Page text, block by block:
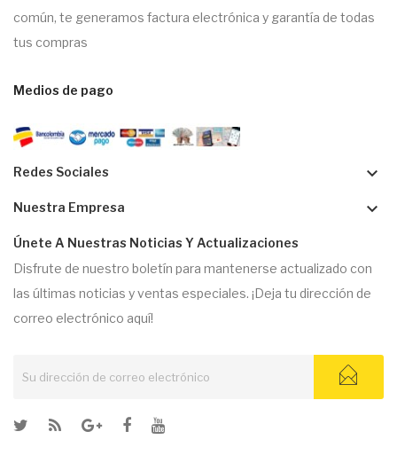
común, te generamos factura electrónica y garantía de todas
tus compras
Medios de pago
Redes Sociales keyboard_arrow_down
Nuestra Empresa keyboard_arrow_down
Únete A Nuestras Noticias Y Actualizaciones
Disfrute de nuestro boletín para mantenerse actualizado con
las últimas noticias y ventas especiales. ¡Deja tu dirección de
correo electrónico aquí!